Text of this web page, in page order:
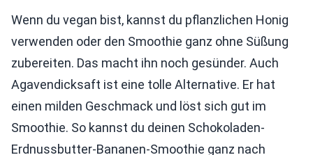
Wenn du vegan bist, kannst du pflanzlichen Honig
verwenden oder den Smoothie ganz ohne Süßung
zubereiten. Das macht ihn noch gesünder. Auch
Agavendicksaft ist eine tolle Alternative. Er hat
einen milden Geschmack und löst sich gut im
Smoothie. So kannst du deinen Schokoladen-
Erdnussbutter-Bananen-Smoothie ganz nach